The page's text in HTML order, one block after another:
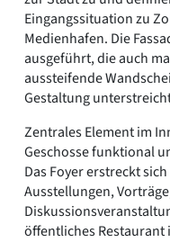
Eingangssituation zu
Medienhafen. Die
ausgeführt, die auch
aussteifende
Gestaltung
Zentrales Element im
Geschosse funktional
Das Foyer erstreckt
Ausstellungen,
öffentliches